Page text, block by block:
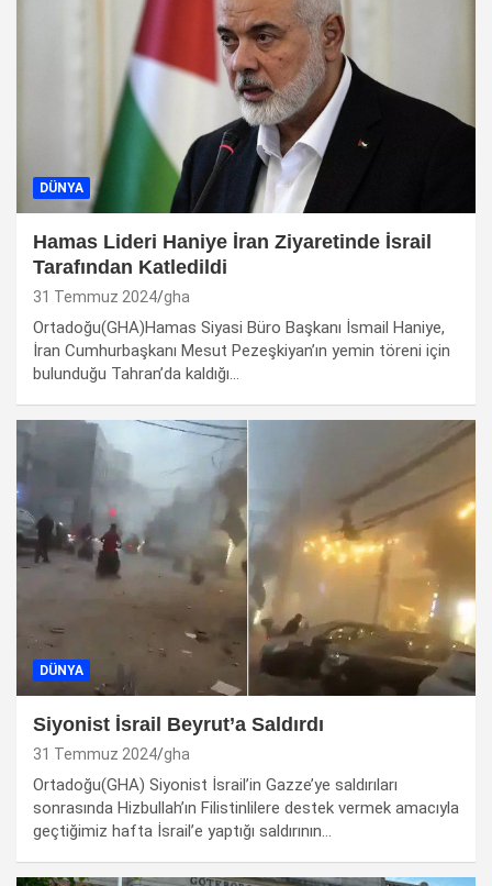
DÜNYA
Hamas Lideri Haniye İran Ziyaretinde İsrail
Tarafından Katledildi
31 Temmuz 2024 gha
Ortadoğu(GHA)Hamas Siyasi Büro Başkanı İsmail Haniye,
İran Cumhurbaşkanı Mesut Pezeşkiyan’ın yemin töreni için
bulunduğu Tahran’da kaldığı…
DÜNYA
Siyonist İsrail Beyrut’a Saldırdı
31 Temmuz 2024 gha
Ortadoğu(GHA) Siyonist İsrail’in Gazze’ye saldırıları
sonrasında Hizbullah’ın Filistinlilere destek vermek amacıyla
geçtiğimiz hafta İsrail’e yaptığı saldırının…